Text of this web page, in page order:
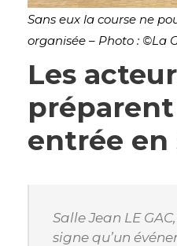
Sans eux la course ne
organisée – Photo : ©La
Les
entrée en
Salle Jean LE
signe qu’un